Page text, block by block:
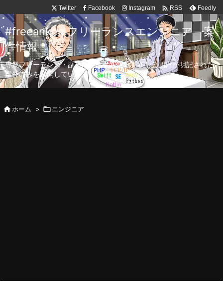
Twitter Facebook Instagram  RSS Feedly
#freeanken フリーランスエンジニア 案
件情報
専業フリーランス・副業向け案件を毎日更新！公開日が明記された
案件のみを公開しています。
ホーム > エンジニア